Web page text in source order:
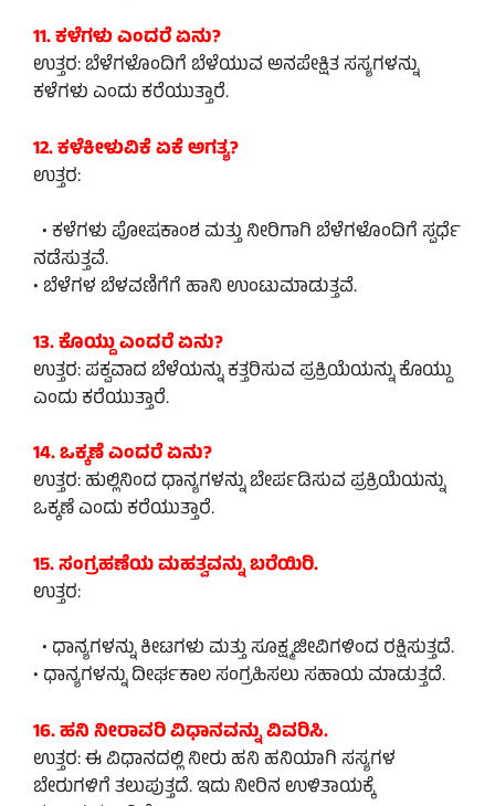
11. ಕಳೆಗಳು ಎಂದರೆ ಏನು?
ಉತ್ತರ: ಬೆಳೆಗಳೊಂದಿಗೆ ಬೆಳೆಯುವ ಅನಪೇಕ್ಷಿತ ಸಸ್ಯಗಳನ್ನು
ಕಳೆಗಳು ಎಂದು ಕರೆಯುತ್ತಾರೆ.
12. ಕಳೆಕೀಳುವಿಕೆ ಏಕೆ ಅಗತ್ಯ?
ಉತ್ತರ:
• ಕಳೆಗಳು ಪೋಷಕಾಂಶ ಮತ್ತು ನೀರಿಗಾಗಿ ಬೆಳೆಗಳೊಂದಿಗೆ ಸ್ಪರ್ಧೆ
ನಡೆಸುತ್ತವೆ.
• ಬೆಳೆಗಳ ಬೆಳವಣಿಗೆಗೆ ಹಾನಿ ಉಂಟುಮಾಡುತ್ತವೆ.
13. ಕೊಯ್ದು ಎಂದರೆ ಏನು?
ಉತ್ತರ: ಪಕ್ವವಾದ ಬೆಳೆಯನ್ನು ಕತ್ತರಿಸುವ ಪ್ರಕ್ರಿಯೆಯನ್ನು ಕೊಯ್ದು
ಎಂದು ಕರೆಯುತ್ತಾರೆ.
14. ಒಕ್ಕಣೆ ಎಂದರೆ ಏನು?
ಉತ್ತರ: ಹುಲ್ಲಿನಿಂದ ಧಾನ್ಯಗಳನ್ನು ಬೇರ್ಪಡಿಸುವ ಪ್ರಕ್ರಿಯೆಯನ್ನು
ಒಕ್ಕಣೆ ಎಂದು ಕರೆಯುತ್ತಾರೆ.
15. ಸಂಗ್ರಹಣೆಯ ಮಹತ್ವವನ್ನು ಬರೆಯಿರಿ.
ಉತ್ತರ:
• ಧಾನ್ಯಗಳನ್ನು ಕೀಟಗಳು ಮತ್ತು ಸೂಕ್ಷ್ಮಜೀವಿಗಳಿಂದ ರಕ್ಷಿಸುತ್ತದೆ.
• ಧಾನ್ಯಗಳನ್ನು ದೀರ್ಘಕಾಲ ಸಂಗ್ರಹಿಸಲು ಸಹಾಯ ಮಾಡುತ್ತದೆ.
16. ಹನಿ ನೀರಾವರಿ ವಿಧಾನವನ್ನು ವಿವರಿಸಿ.
ಉತ್ತರ: ಈ ವಿಧಾನದಲ್ಲಿ ನೀರು ಹನಿ ಹನಿಯಾಗಿ ಸಸ್ಯಗಳ
ಬೇರುಗಳಿಗೆ ತಲುಪುತ್ತದೆ. ಇದು ನೀರಿನ ಉಳಿತಾಯಕ್ಕೆ